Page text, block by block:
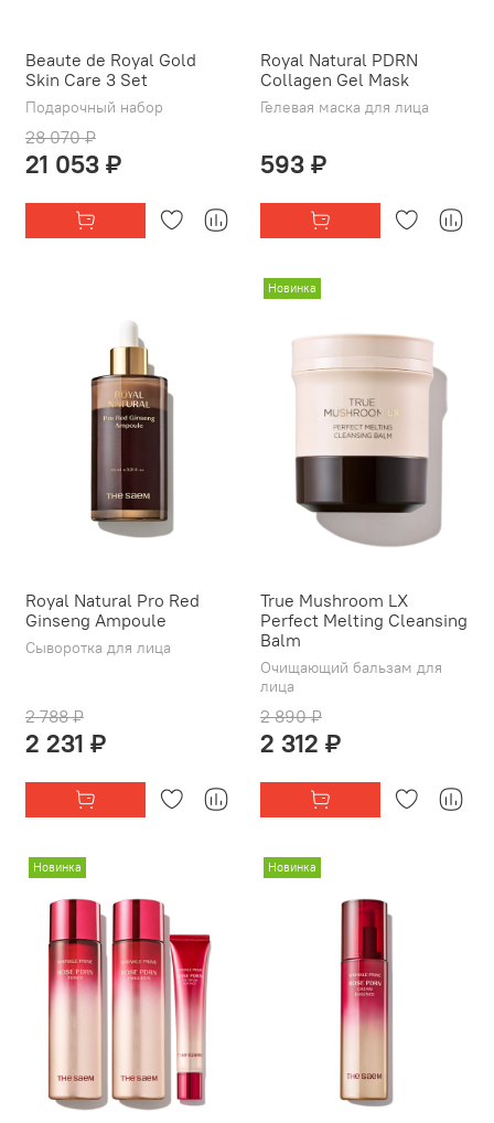
Beaute de Royal Gold
Skin Care 3 Set
Подарочный набор
28 070 ₽
21 053 ₽
Royal Natural PDRN
Collagen Gel Mask
Гелевая маска для лица
593 ₽
Royal Natural Pro Red
Ginseng Ampoule
Сыворотка для лица
2 788 ₽
2 231 ₽
Новинка
True Mushroom LX
Perfect Melting Cleansing
Balm
Очищающий бальзам для
лица
2 890 ₽
2 312 ₽
Новинка Новинка